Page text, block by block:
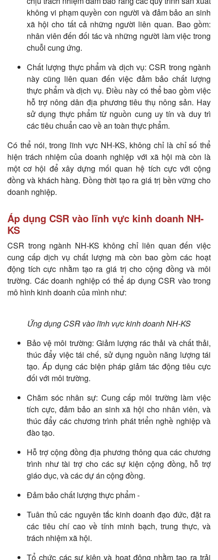
không vi phạm quyền con người và đảm bảo an sinh
xã hội cho tất cả những người liên quan. Bao gồm:
nhân viên đến đối tác và những người làm việc trong
chuỗi cung ứng.
Chất lượng thực phẩm và dịch vụ: CSR trong ngành
này cũng liên quan đến việc đảm bảo chất lượng
thực phẩm và dịch vụ. Điều này có thể bao gồm việc
hỗ trợ nông dân địa phương tiêu thụ nông sản. Hay
sử dụng thực phẩm từ nguồn cung uy tín và duy trì
các tiêu chuẩn cao về an toàn thực phẩm.
Có thể nói, trong lĩnh vực NH-KS, không chỉ là chỉ số thể
hiện trách nhiệm của doanh nghiệp với xã hội mà còn là
một cơ hội để xây dựng mối quan hệ tích cực với cộng
đồng và khách hàng. Đồng thời tạo ra giá trị bền vững cho
doanh nghiệp.
Áp dụng CSR vào lĩnh vực kinh doanh NH-
KS
CSR trong ngành NH-KS không chỉ liên quan đến việc
cung cấp dịch vụ chất lượng mà còn bao gồm các hoạt
động tích cực nhằm tạo ra giá trị cho cộng đồng và môi
trường. Các doanh nghiệp có thể áp dụng CSR vào trong
mô hình kinh doanh của mình như:
Ứng dụng CSR vào lĩnh vực kinh doanh NH-KS
Bảo vệ môi trường: Giảm lượng rác thải và chất thải,
thúc đẩy việc tái chế, sử dụng nguồn năng lượng tái
tạo. Áp dụng các biện pháp giảm tác động tiêu cực
đối với môi trường.
Chăm sóc nhân sự: Cung cấp môi trường làm việc
tích cực, đảm bảo an sinh xã hội cho nhân viên, và
thúc đẩy các chương trình phát triển nghề nghiệp và
đào tạo.
Hỗ trợ cộng đồng địa phương thông qua các chương
trình như tài trợ cho các sự kiện cộng đồng, hỗ trợ
giáo dục, và các dự án cộng đồng.
Đảm bảo chất lượng thực phẩm -
Tuân thủ các nguyên tắc kinh doanh đạo đức, đặt ra
các tiêu chí cao về tính minh bạch, trung thực, và
trách nhiệm xã hội.
Tổ chức các sự kiện và hoạt động nhằm tạo ra trải